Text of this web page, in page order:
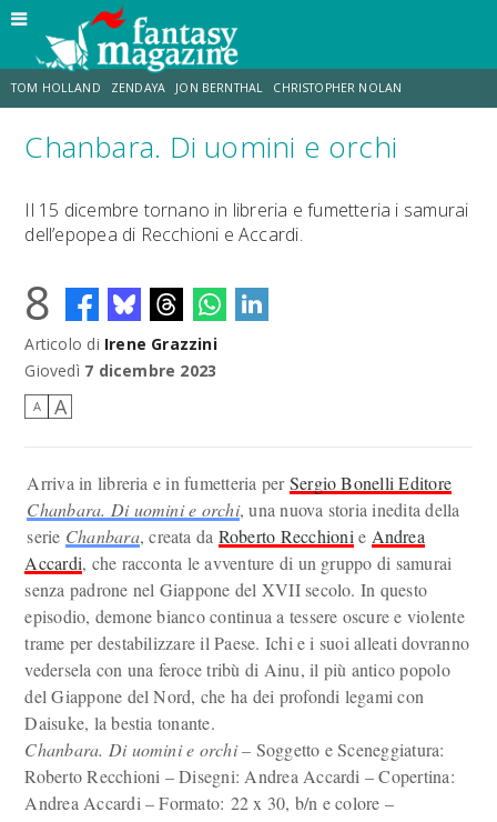
TOM HOLLAND ZENDAYA JON BERNTHAL CHRISTOPHER NOLAN
STRANIMONDI LUCCA COMICS & GAMES ODISSEA MARK RUFFALO
JACOB BATALON ERIK SOMMERS
Chanbara. Di uomini e orchi
Il 15 dicembre tornano in libreria e fumetteria i samurai
dell’epopea di Recchioni e Accardi.
8
Articolo di Irene Grazzini
Giovedì 7 dicembre 2023
A A
Arriva in libreria e in fumetteria perSergio Bonelli Editore
Chanbara. Di uomini e orchi, una nuova storia inedita della
serie Chanbara, creata da Roberto Recchioni e Andrea
Accardi, che racconta le avventure di un gruppo di samurai
senza padrone nel Giappone del XVII secolo. In questo
episodio, demone bianco continua a tessere oscure e violente
trame per destabilizzare il Paese. Ichi e i suoi alleati dovranno
vedersela con una feroce tribù di Ainu, il più antico popolo
del Giappone del Nord, che ha dei profondi legami con
Daisuke, la bestia tonante.
Chanbara. Di uomini e orchi – Soggetto e Sceneggiatura:
Roberto Recchioni – Disegni: Andrea Accardi – Copertina:
Andrea Accardi – Formato: 22 x 30, b/n e colore –